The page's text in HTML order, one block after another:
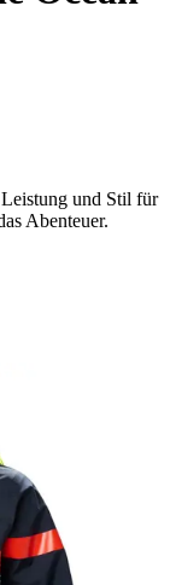
und Stil für
Abenteuer.